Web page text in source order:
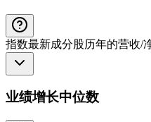
指数最新成分股历年的营收/
业绩增长中位数